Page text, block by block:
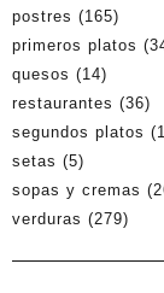
postres (165)
primeros platos
quesos (14)
restaurantes (36)
segundos platos
setas (5)
sopas y cremas
verduras (279)